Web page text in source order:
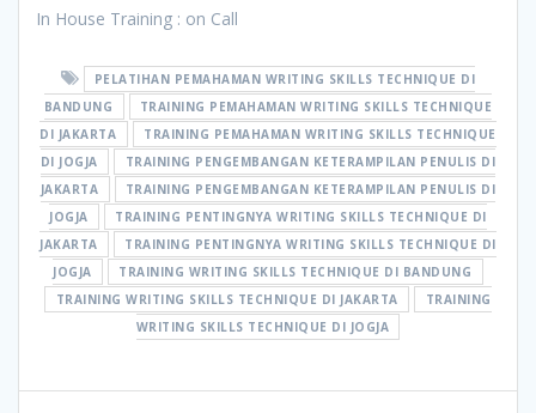
In House Training : on Call
PELATIHAN PEMAHAMAN WRITING SKILLS TECHNIQUE DI
BANDUNG
TRAINING PEMAHAMAN WRITING SKILLS TECHNIQUE
DI JAKARTA
TRAINING PEMAHAMAN WRITING SKILLS TECHNIQUE
DI JOGJA
TRAINING PENGEMBANGAN KETERAMPILAN PENULIS DI
JAKARTA
TRAINING PENGEMBANGAN KETERAMPILAN PENULIS DI
JOGJA
TRAINING PENTINGNYA WRITING SKILLS TECHNIQUE DI
JAKARTA
TRAINING PENTINGNYA WRITING SKILLS TECHNIQUE DI
JOGJA
TRAINING WRITING SKILLS TECHNIQUE DI BANDUNG
TRAINING WRITING SKILLS TECHNIQUE DI JAKARTA
TRAINING
WRITING SKILLS TECHNIQUE DI JOGJA